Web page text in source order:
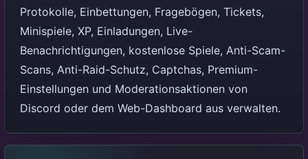
Protokolle, Einbettungen, Fragebögen, Tickets,
Minispiele, XP, Einladungen, Live-
Benachrichtigungen, kostenlose Spiele, Anti-Scam-
Scans, Anti-Raid-Schutz, Captchas, Premium-
Einstellungen und Moderationsaktionen von
Discord oder dem Web-Dashboard aus verwalten.